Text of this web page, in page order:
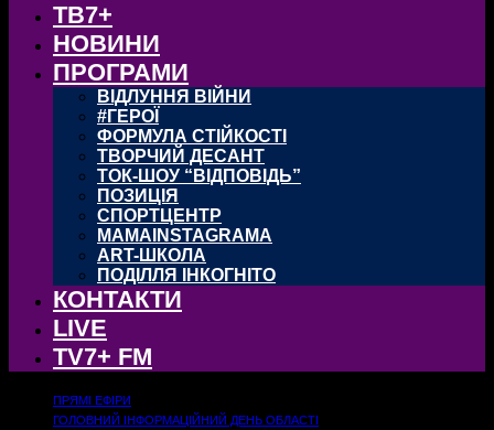
ТВ7+
НОВИНИ
ПРОГРАМИ
ВІДЛУННЯ ВІЙНИ
#ГЕРОЇ
ФОРМУЛА СТІЙКОСТІ
ТВОРЧИЙ ДЕСАНТ
ТОК-ШОУ “ВІДПОВІДЬ”
ПОЗИЦІЯ
СПОРТЦЕНТР
MAMAINSTAGRAMA
ART-ШКОЛА
ПОДІЛЛЯ ІНКОГНІТО
КОНТАКТИ
LIVE
TV7+ FM
ПРЯМІ ЕФІРИ
ГОЛОВНИЙ ІНФОРМАЦІЙНИЙ ДЕНЬ ОБЛАСТІ